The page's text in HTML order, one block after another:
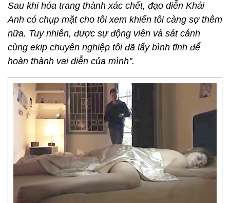
Sau khi hóa trang thành xác chết, đạo diễn Khải
Anh có chụp mặt cho tôi xem khiến tôi càng sợ thêm
nữa. Tuy nhiên, được sự động viên và sát cánh
cùng ekip chuyên nghiệp tôi đã lấy bình tĩnh để
hoàn thành vai diễn của mình''.